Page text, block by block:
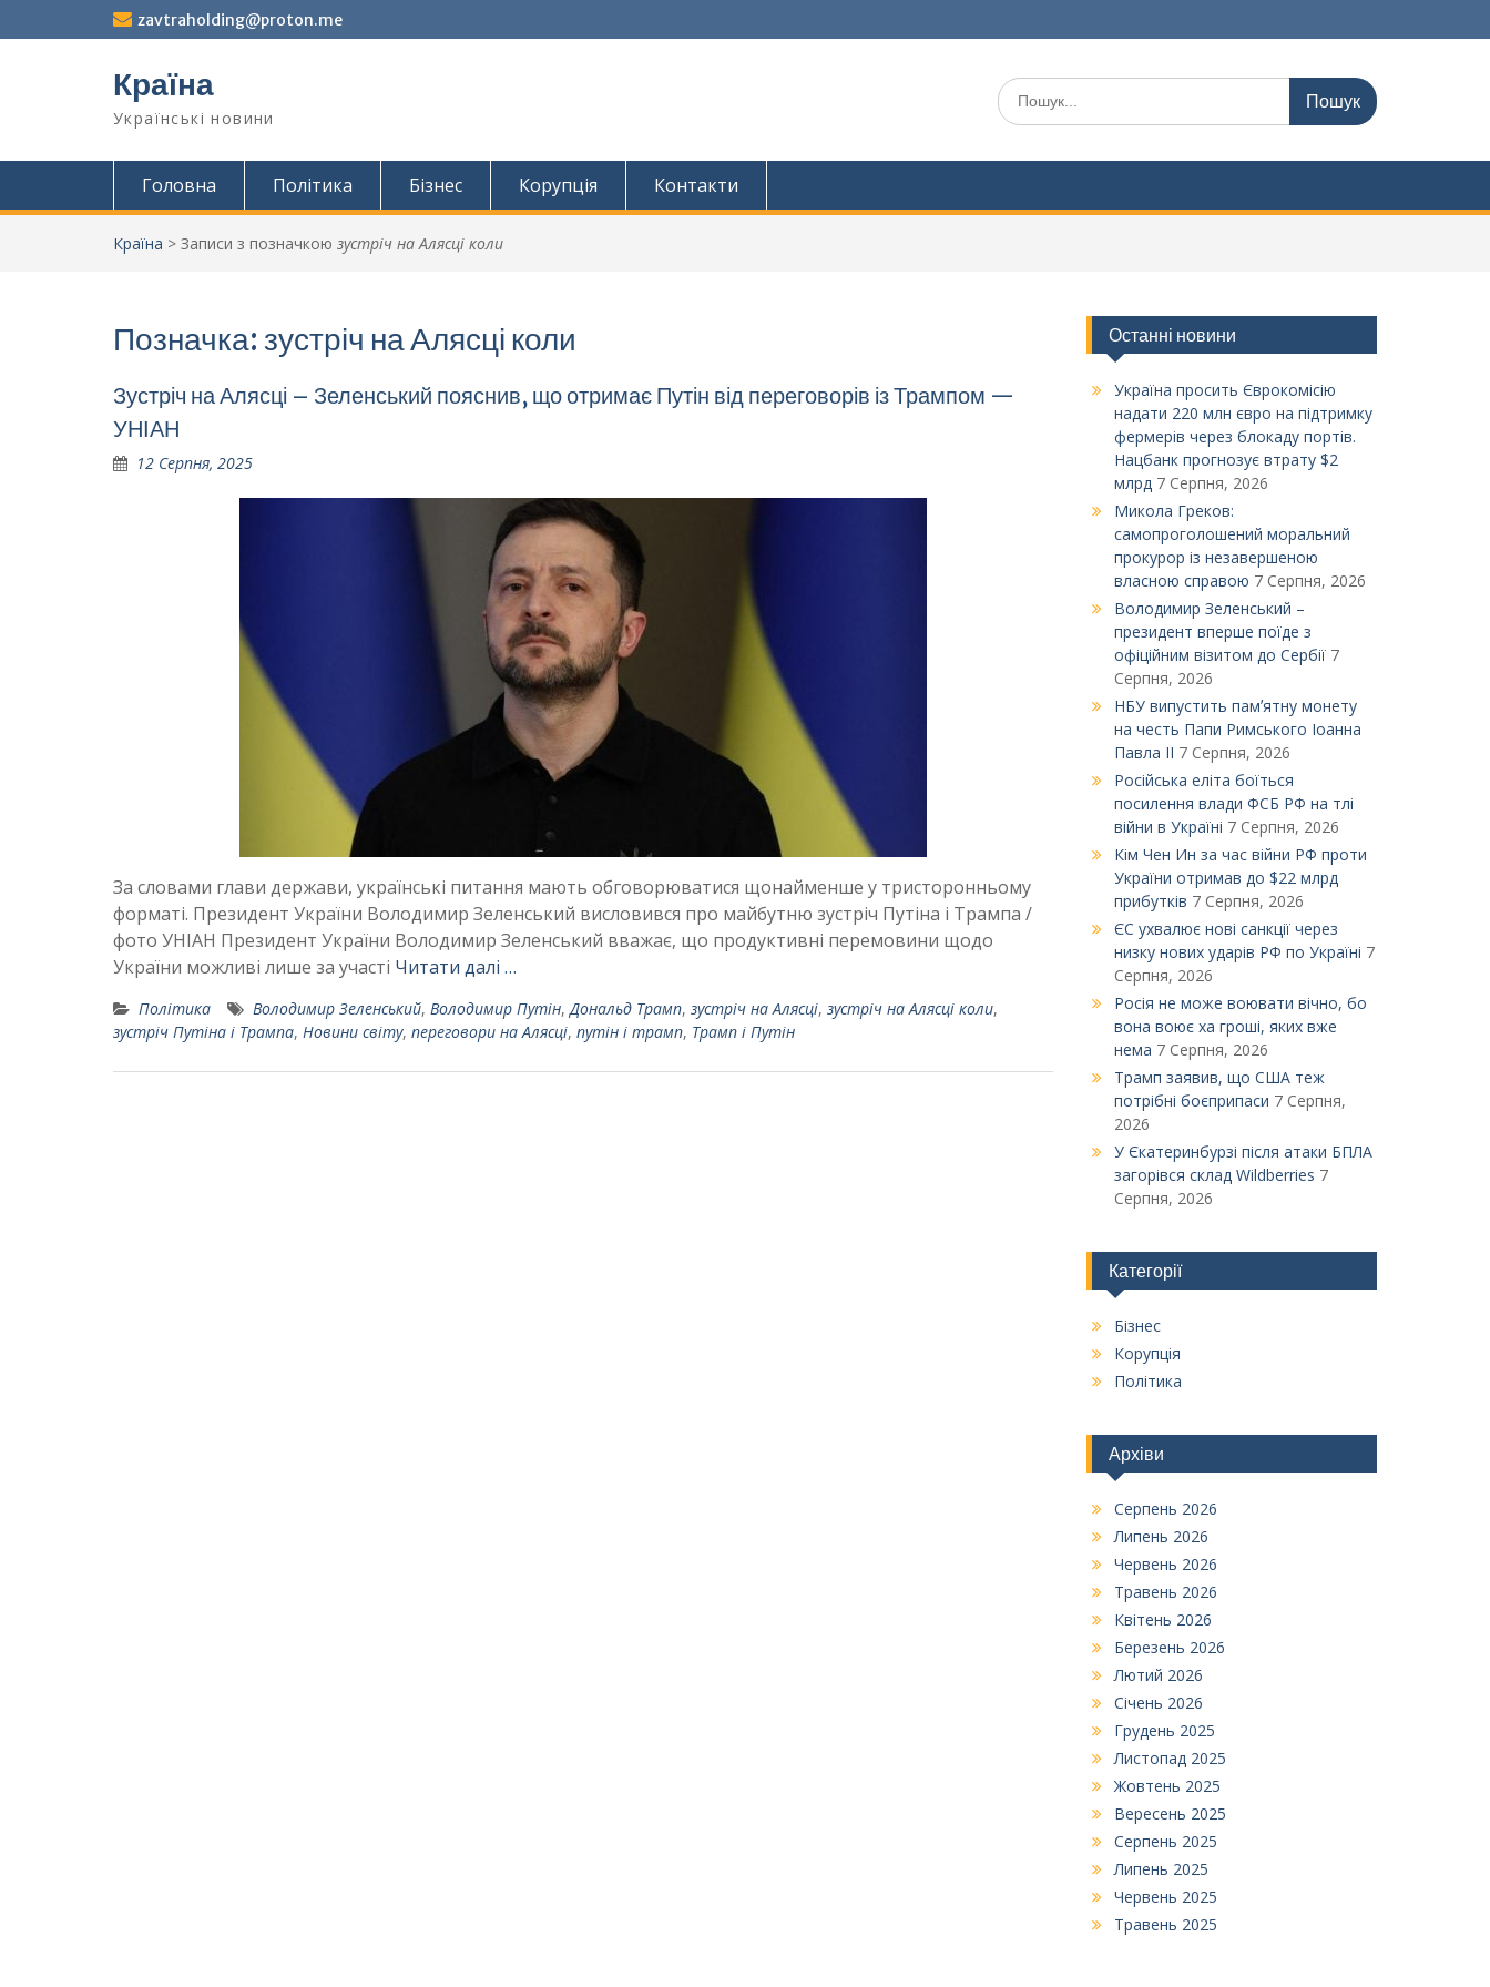
до
zavtraholding@proton.me
Країна
Українські новини
Шукати:
Головна Політика Бізнес Корупція Контакти
Країна > Записи з позначкою зустріч на Алясці коли
Позначка: зустріч на Алясці коли
Зустріч на Алясці – Зеленський пояснив, що отримає Путін від переговорів із Трампом —
УНІАН
12 Серпня, 2025
За словами глави держави, українські питання мають обговорюватися щонайменше у тристоронньому
форматі. Президент України Володимир Зеленський висловився про майбутню зустріч Путіна і Трампа /
фото УНІАН Президент України Володимир Зеленський вважає, що продуктивні перемовини щодо
України можливі лише за участі Читати далі …
Політика Володимир Зеленський, Володимир Путін,Дональд Трамп, зустріч на Алясці, зустріч на Алясці коли,
зустріч Путіна і Трампа, Новини світу, переговори на Алясці, путін і трамп, Трамп і Путін
Останні новини
Україна просить Єврокомісію
надати 220 млн євро на підтримку
фермерів через блокаду портів.
Нацбанк прогнозує втрату $2
млрд 7 Серпня, 2026
Микола Греков:
самопроголошений моральний
прокурор із незавершеною
власною справою 7 Серпня, 2026
Володимир Зеленський –
президент вперше поїде з
офіційним візитом до Сербії 7
Серпня, 2026
НБУ випустить памʼятну монету
на честь Папи Римського Іоанна
Павла ІІ 7 Серпня, 2026
Російська еліта боїться
посилення влади ФСБ РФ на тлі
війни в Україні 7 Серпня, 2026
Кім Чен Ин за час війни РФ проти
України отримав до $22 млрд
прибутків 7 Серпня, 2026
ЄС ухвалює нові санкції через
низку нових ударів РФ по Україні 7
Серпня, 2026
Росія не може воювати вічно, бо
вона воює ха гроші, яких вже
нема 7 Серпня, 2026
Трамп заявив, що США теж
потрібні боєприпаси 7 Серпня,
2026
У Єкатеринбурзі після атаки БПЛА
загорівся склад Wildberries 7
Серпня, 2026
Категорії
Бізнес
Корупція
Політика
Архіви
Серпень 2026
Липень 2026
Червень 2026
Травень 2026
Квітень 2026
Березень 2026
Лютий 2026
Січень 2026
Грудень 2025
Листопад 2025
Жовтень 2025
Вересень 2025
Серпень 2025
Липень 2025
Червень 2025
Травень 2025